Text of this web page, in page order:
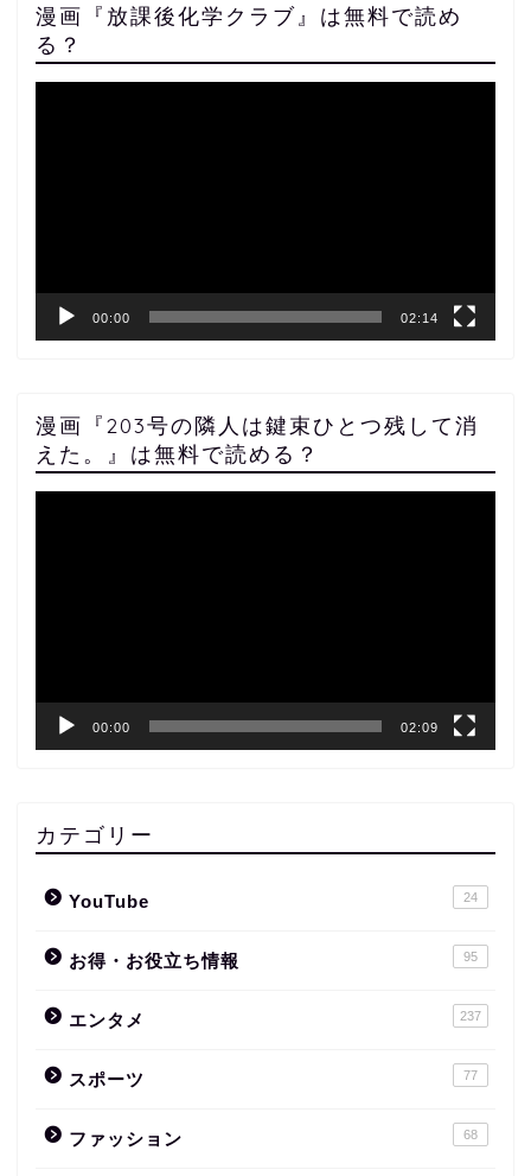
漫画『放課後化学クラブ』は無料で読め
る？
00:00 02:14
漫画『203号の隣人は鍵束ひとつ残して消
えた。』は無料で読める？
00:00 02:09
カテゴリー
YouTube 24
お得・お役立ち情報 95
エンタメ 237
スポーツ 77
ファッション 68